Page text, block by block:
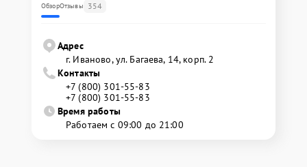
ОбзорОтзывы 354
Адрес
г. Иваново, ул. Багаева, 14, корп. 2
Контакты
+7 (800) 301-55-83
+7 (800) 301-55-83
Время работы
Работаем с 09:00 до 21:00